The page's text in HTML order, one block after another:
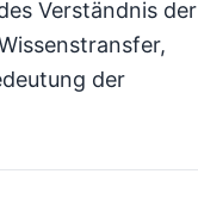
Verständnis der
der